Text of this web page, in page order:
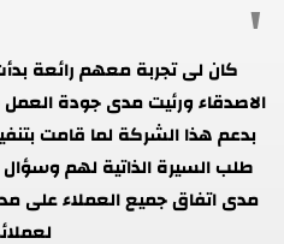
كان لى تجربة معهم رائعة
الاصدقاء ورئيت مدى جودة
بدعم هذا الشركة لما قامت
طلب السيرة الذاتية لهم
مدى اتفاق جميع العملاء على